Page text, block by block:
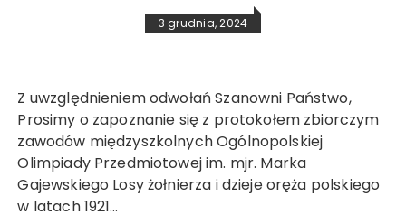
3 grudnia, 2024
Z uwzględnieniem odwołań Szanowni Państwo,
Prosimy o zapoznanie się z protokołem zbiorczym
zawodów międzyszkolnych Ogólnopolskiej
Olimpiady Przedmiotowej im. mjr. Marka
Gajewskiego Losy żołnierza i dzieje oręża polskiego
w latach 1921…